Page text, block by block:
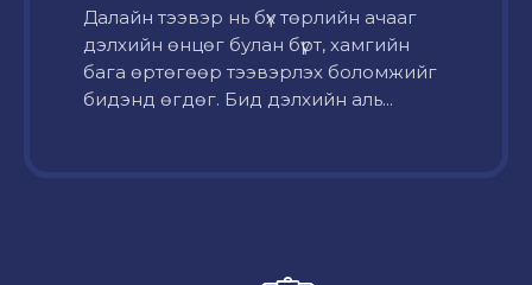
Далайн тээвэр нь бүх төрлийн ачааг
дэлхийн өнцөг булан бүрт, хамгийн
бага өртөгөөр тээвэрлэх боломжийг
бидэнд өгдөг. Бид дэлхийн аль...